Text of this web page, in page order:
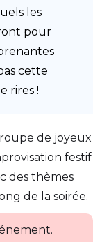
les
pour
cette
rires !
de joyeux
festif
des thèmes
de la soirée.